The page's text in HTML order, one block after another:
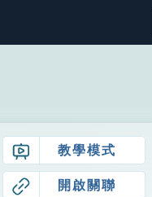
教學模式
開啟關聯